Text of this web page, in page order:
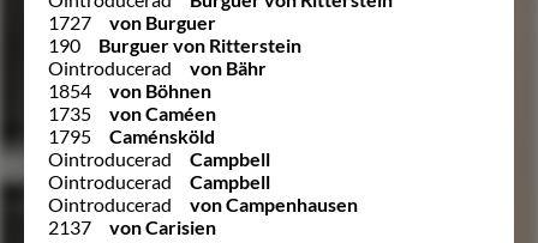
1727
von Burguer
190
Burguer von Ritterstein
Ointroducerad
von Bähr
1854
von Böhnen
1735
von Caméen
1795
Caménsköld
Ointroducerad
Campbell
Ointroducerad
Campbell
Ointroducerad
von Campenhausen
2137
von Carisien